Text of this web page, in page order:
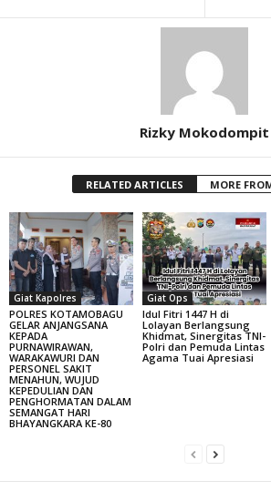
Rizky Mokodompit
RELATED ARTICLES MORE
Giat Kapolres
POLRES KOTAMOBAGU
GELAR ANJANGSANA
KEPADA
PURNAWIRAWAN,
WARAKAWURI DAN
PERSONEL SAKIT
MENAHUN, WUJUD
KEPEDULIAN DAN
PENGHORMATAN DALAM
SEMANGAT HARI
BHAYANGKARA KE-80
Giat Ops
Idul Fitri 1447 H di
Lolayan Berlangsung
Khidmat, Sinergitas TNI-
Polri dan Pemuda Lintas
Agama Tuai Apresiasi